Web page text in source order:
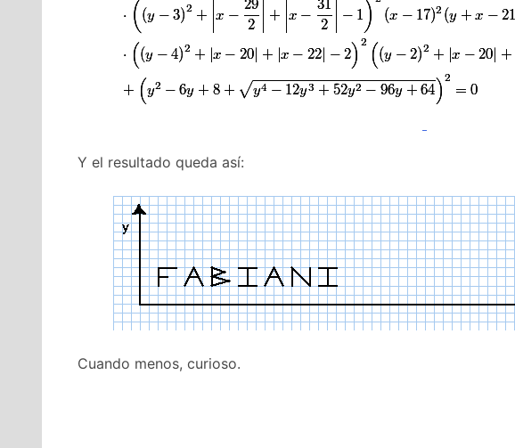
Y el resultado queda así:
Cuando menos, curioso.